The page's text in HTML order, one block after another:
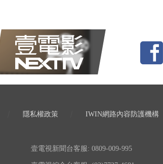
隱私權政策 IWIN網路內容防護機構
壹電視新聞台客服: 0809-009-995